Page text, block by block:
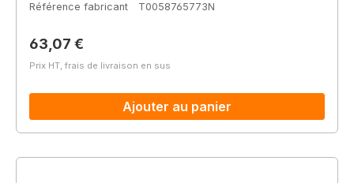
Référence fabricant
T0058765773N
Prix régulier :
63,07 €
Prix HT, frais de livraison en sus
Ajouter au panier